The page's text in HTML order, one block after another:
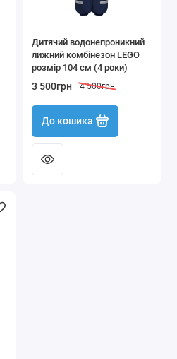
Дитячий водонепроникний
лижний комбінезон LEGO
розмір 104 см (4 роки)
3 500грн 4 500грн
До кошика